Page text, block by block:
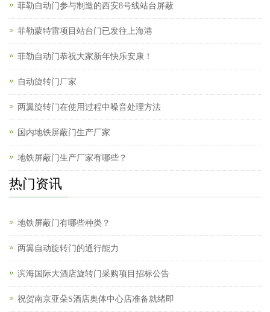
菲勒自动门参与制造的西安8号线站台屏蔽
菲勒蒙特雷项目站台门已发往上海港
菲勒自动门恭祝大家新年快乐安康！
自动旋转门厂家
两翼旋转门在使用过程中噪音处理方法
国内地铁屏蔽门生产厂家
地铁屏蔽门生产厂家有哪些？
热门资讯
地铁屏蔽门有哪些种类？
两翼自动旋转门的通行能力
滨海国际大酒店旋转门采购项目招标公告
祝贺南京亚朵S酒店奥体中心店准备就绪即